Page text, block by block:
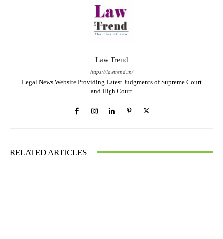
Law Trend
https://lawtrend.in/
Legal News Website Providing Latest Judgments of Supreme Court
and High Court
RELATED ARTICLES